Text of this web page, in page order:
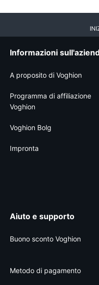
Informazioni
A proposito di Voghion
Programma di affiliazione
Voghion
Voghion Bolg
Impronta
Aiuto e supporto
Buono sconto Voghion
Metodo di pagamento